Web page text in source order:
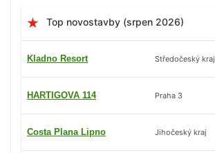
Top novostavby (srpen 2026)
Kladno Resort Středočeský kraj
HARTIGOVA 114 Praha 3
Costa Plana Lipno Jihočeský kraj